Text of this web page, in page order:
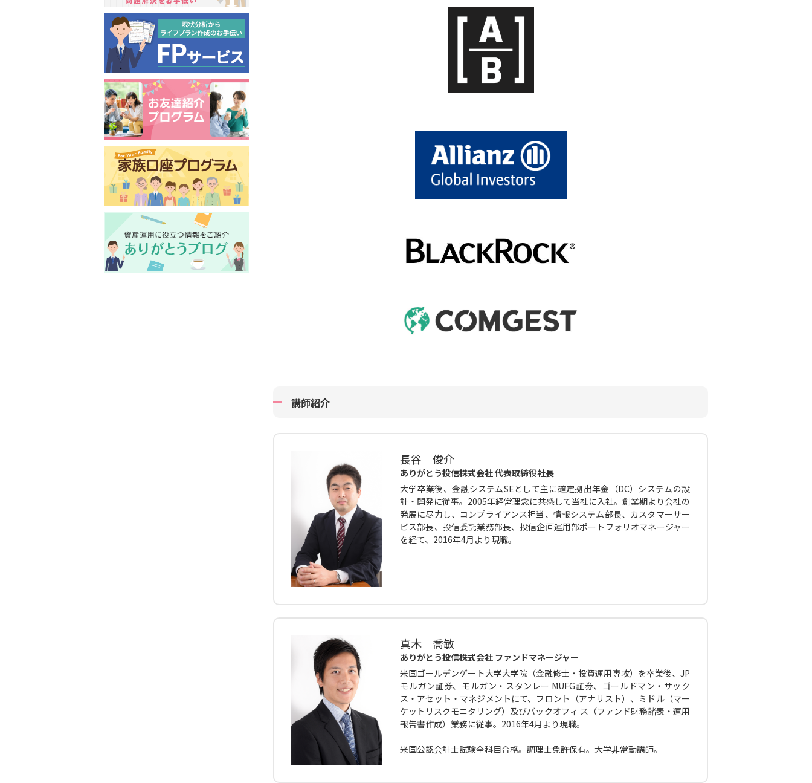
講師紹介
長谷 俊介
ありがとう投信株式会社 代表取締役社長
大学卒業後、金融システムSEとして主に確定拠出年金（DC）システムの設
計・開発に従事。2005年経営理念に共感して当社に入社。創業期より会社の
発展に尽力し、コンプライアンス担当、情報システム部長、カスタマーサー
ビス部長、投信委託業務部長、投信企画運用部ポートフォリオマネージャー
を経て、2016年4月より現職。
真木 喬敏
ありがとう投信株式会社 ファンドマネージャー
米国ゴールデンゲート大学大学院（金融修士・投資運用専攻）を卒業後、JP
モルガン証券、モルガン・スタンレー MUFG証券、ゴールドマン・サック
ス・アセット・マネジメントにて、フロント（アナリスト）、ミドル（マー
ケットリスクモニタリング）及びバックオフィ ス（ファンド財務諸表・運用
報告書作成）業務に従事。2016年4月より現職。
米国公認会計士試験全科目合格。調理士免許保有。大学非常勤講師。